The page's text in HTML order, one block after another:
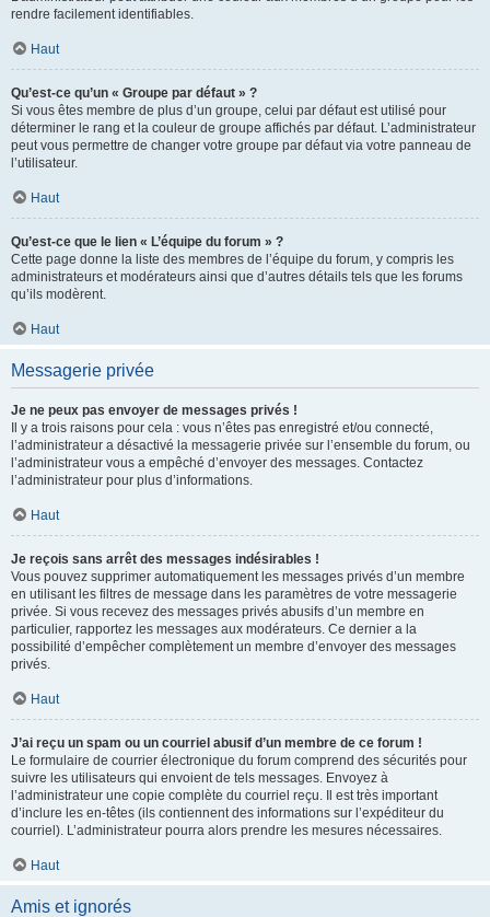
rendre facilement identifiables.
Haut
Qu’est-ce qu’un « Groupe par défaut » ?
Si vous êtes membre de plus d’un groupe, celui par défaut est utilisé pour
déterminer le rang et la couleur de groupe affichés par défaut. L’administrateur
peut vous permettre de changer votre groupe par défaut via votre panneau de
l’utilisateur.
Haut
Qu’est-ce que le lien « L’équipe du forum » ?
Cette page donne la liste des membres de l’équipe du forum, y compris les
administrateurs et modérateurs ainsi que d’autres détails tels que les forums
qu’ils modèrent.
Haut
Messagerie privée
Je ne peux pas envoyer de messages privés !
Il y a trois raisons pour cela : vous n’êtes pas enregistré et/ou connecté,
l’administrateur a désactivé la messagerie privée sur l’ensemble du forum, ou
l’administrateur vous a empêché d’envoyer des messages. Contactez
l’administrateur pour plus d’informations.
Haut
Je reçois sans arrêt des messages indésirables !
Vous pouvez supprimer automatiquement les messages privés d’un membre
en utilisant les filtres de message dans les paramètres de votre messagerie
privée. Si vous recevez des messages privés abusifs d’un membre en
particulier, rapportez les messages aux modérateurs. Ce dernier a la
possibilité d’empêcher complètement un membre d’envoyer des messages
privés.
Haut
J’ai reçu un spam ou un courriel abusif d’un membre de ce forum !
Le formulaire de courrier électronique du forum comprend des sécurités pour
suivre les utilisateurs qui envoient de tels messages. Envoyez à
l’administrateur une copie complète du courriel reçu. Il est très important
d’inclure les en-têtes (ils contiennent des informations sur l’expéditeur du
courriel). L’administrateur pourra alors prendre les mesures nécessaires.
Haut
Amis et ignorés